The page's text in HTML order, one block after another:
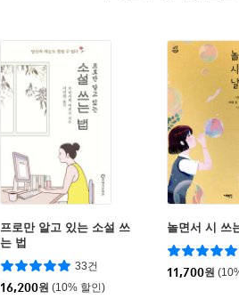
프로만 알고 있는 소설 쓰
는 법
33건
16,200원 (10% 할인)
놀면서 시 쓰
11,700원